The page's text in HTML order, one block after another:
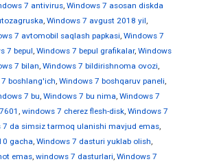
7 antivirus, Windows 7 asosan diskda
, Windows 7 avgust 2018 yil,
7 avtomobil saqlash papkasi, Windows 7
7 bepul, Windows 7 bepul grafikalar, Windows
7 bilan, Windows 7 bildirishnoma ovozi,
boshlang'ich, Windows 7 boshqaruv paneli,
7 bu, Windows 7 bu nima, Windows 7
, windows 7 cherez flesh-disk, Windows 7
7 da simsiz tarmoq ulanishi mavjud emas,
gacha, Windows 7 dasturi yuklab olish,
emas, windows 7 dasturlari, Windows 7